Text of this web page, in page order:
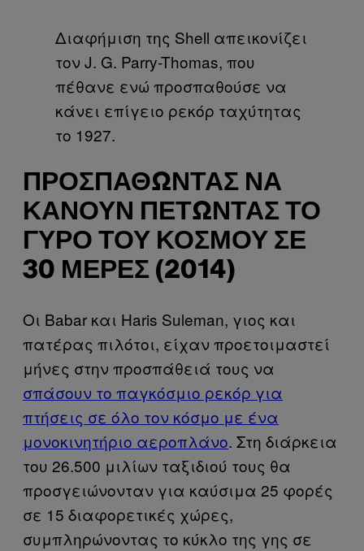
Διαφήμιση της Shell απεικονίζει
τον J. G. Parry-Thomas, που
πέθανε ενώ προσπαθούσε να
κάνει επίγειο ρεκόρ ταχύτητας
το 1927.
ΠΡΟΣΠΑΘΏΝΤΑΣ ΝΑ
ΚΆΝΟΥΝ ΠΕΤΏΝΤΑΣ ΤΟ
ΓΎΡΟ ΤΟΥ ΚΌΣΜΟΥ ΣΕ
30 ΜΈΡΕΣ (2014)
Οι Babar και Haris Suleman, γιος και
πατέρας πιλότοι, είχαν προετοιμαστεί
μήνες στην προσπάθειά τους να
σπάσουν το παγκόσμιο ρεκόρ για
πτήσεις σε όλο τον κόσμο με ένα
μονοκινητήριο αεροπλάνο. Στη διάρκεια
του 26.500 μιλίων ταξιδιού τους θα
προσγειώνονταν για καύσιμα 25 φορές
σε 15 διαφορετικές χώρες,
συμπληρώνοντας το κύκλο της γης σε